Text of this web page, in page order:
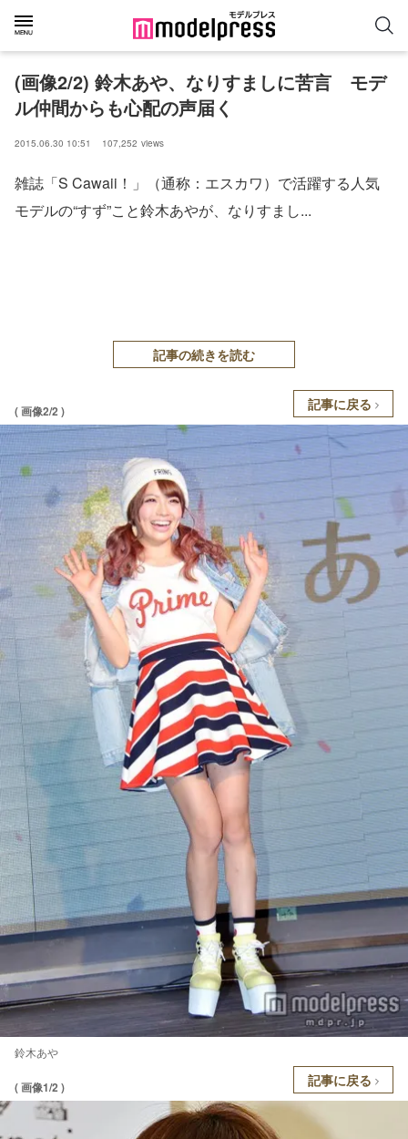
(画像2/2) 鈴木あや、なりすましに苦言 モデ
ル仲間からも心配の声届く
2015.06.30 10:51 107,252 views
雑誌「S Cawaii！」（通称：エスカワ）で活躍する人気
モデルの“すず”こと鈴木あやが、なりすまし...
記事の続きを読む
( 画像2/2 ) 記事に戻る
鈴木あや
( 画像1/2 ) 記事に戻る